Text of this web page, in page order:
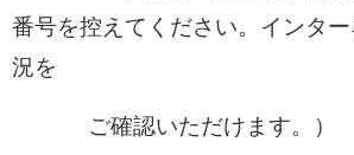
番号を控えてください。インタ
況を
ご確認いただけます。）